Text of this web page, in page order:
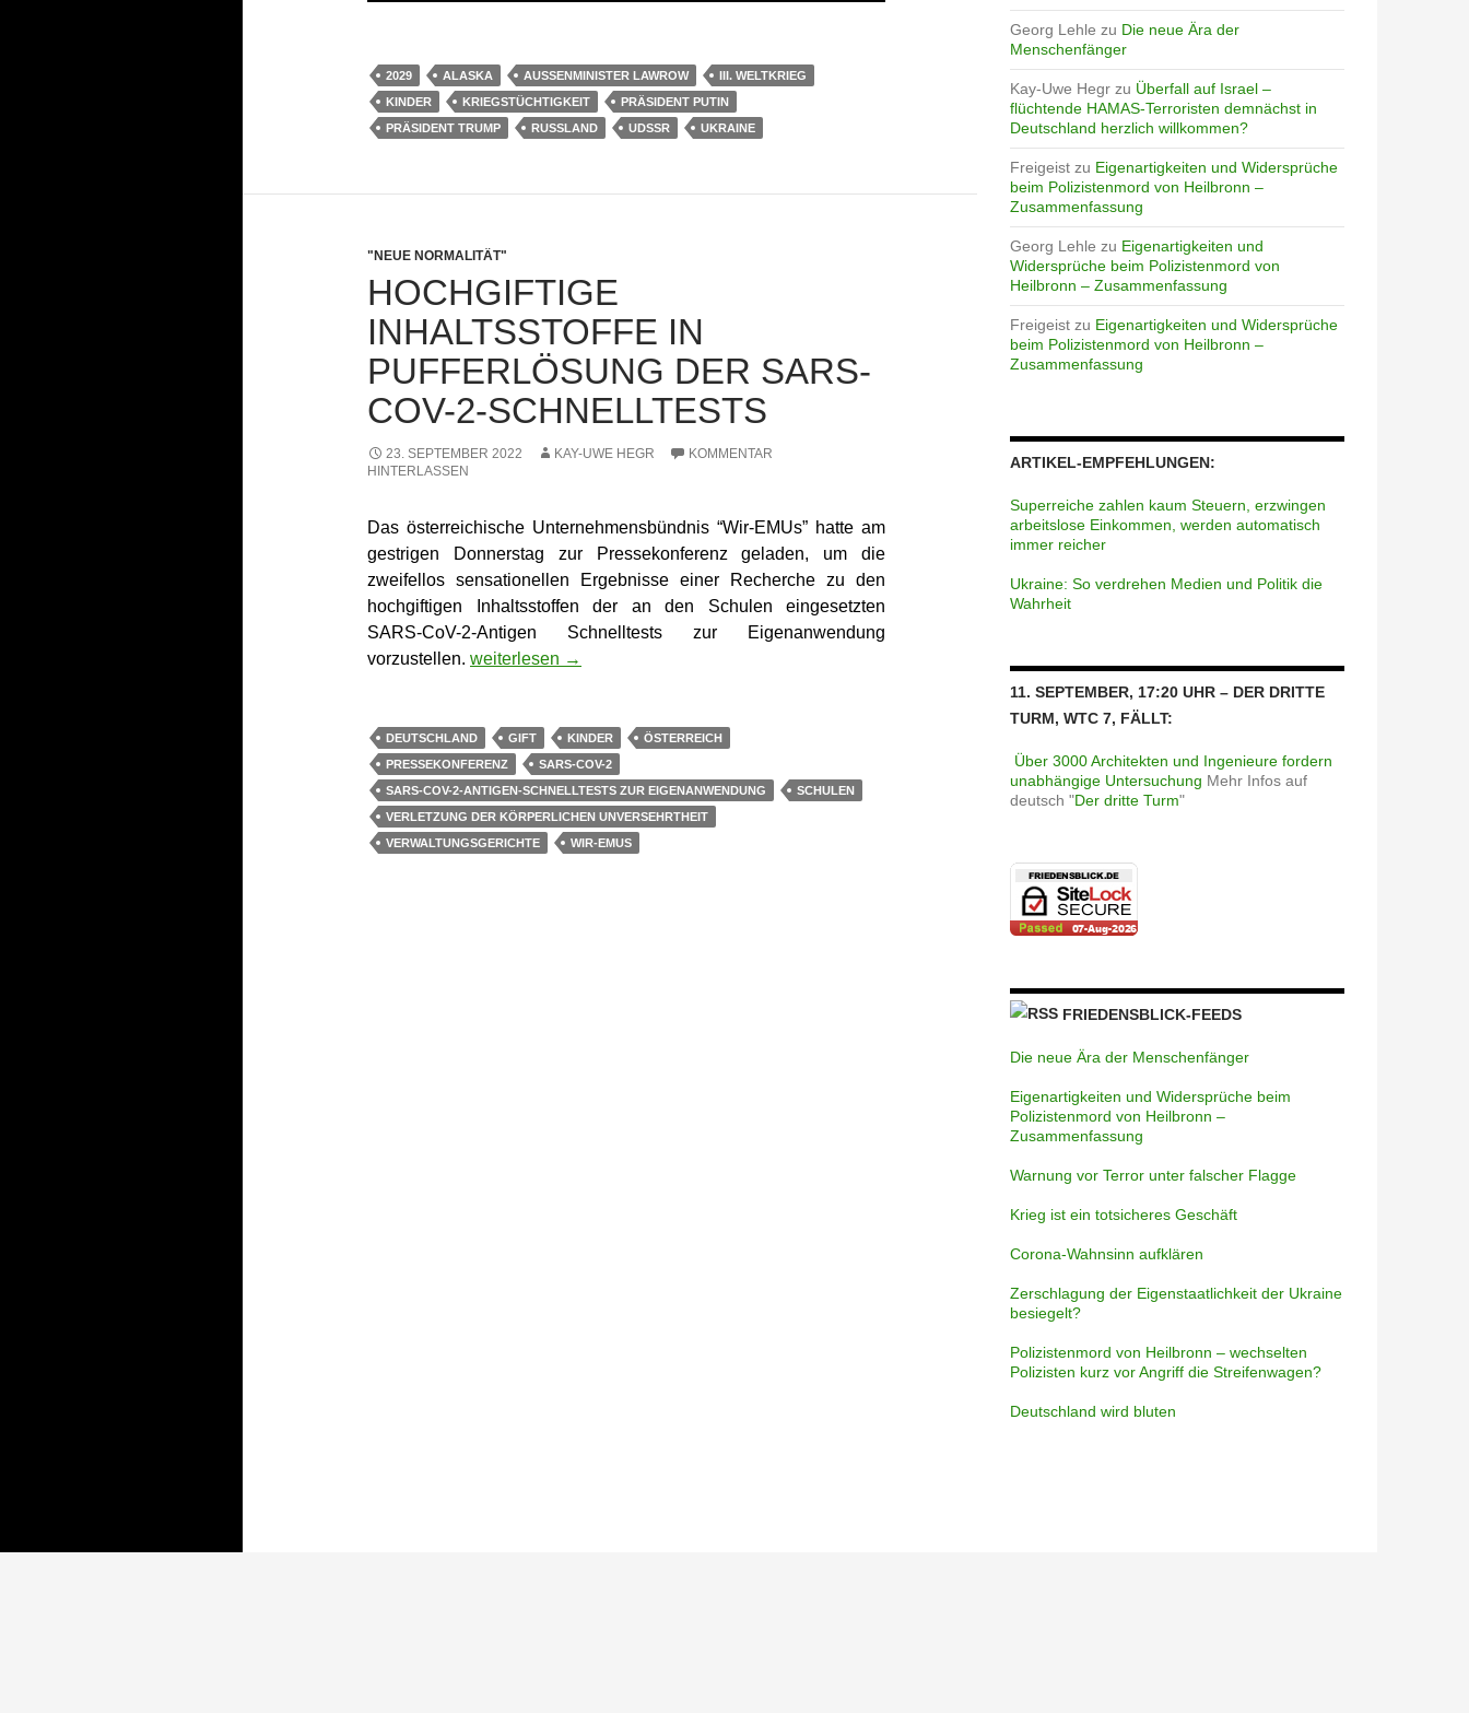
2029 ALASKA AUSSENMINISTER LAWROW
III. WELTKRIEG
KINDER
KRIEGSTÜCHTIGKEIT
PRÄSIDENT PUTIN
PRÄSIDENT TRUMP
RUSSLAND UDSSR UKRAINE
"NEUE NORMALITÄT"
HOCHGIFTIGE
INHALTSSTOFFE IN
PUFFERLÖSUNG DER SARS-
COV-2-SCHNELLTESTS
23. SEPTEMBER 2022 KAY-UWE HEGR
KOMMENTAR
HINTERLASSEN
Das österreichische Unternehmensbündnis “Wir-EMUs” hatte am
gestrigen Donnerstag zur Pressekonferenz geladen, um die
zweifellos sensationellen Ergebnisse einer Recherche zu den
hochgiftigen Inhaltsstoffen der an den Schulen eingesetzten
SARS-CoV-2-Antigen Schnelltests zur Eigenanwendung
vorzustellen. Hochgiftige Inhaltsstoffe in Pufferlösung der SARS-CoV-2-Schnelltests
weiterlesen →
DEUTSCHLAND GIFT KINDER
ÖSTERREICH
PRESSEKONFERENZ
SARS-COV-2
SARS-COV-2-ANTIGEN-SCHNELLTESTS ZUR EIGENANWENDUNG
SCHULEN
VERLETZUNG DER KÖRPERLICHEN UNVERSEHRTHEIT
VERWALTUNGSGERICHTE
WIR-EMUS
Georg Lehle zu Die neue Ära der
Menschenfänger
Kay-Uwe Hegr zu Überfall auf Israel –
flüchtende HAMAS-Terroristen demnächst in
Deutschland herzlich willkommen?
Freigeist zu Eigenartigkeiten und Widersprüche
beim Polizistenmord von Heilbronn –
Zusammenfassung
Georg Lehle zu Eigenartigkeiten und
Widersprüche beim Polizistenmord von
Heilbronn – Zusammenfassung
Freigeist zu Eigenartigkeiten und Widersprüche
beim Polizistenmord von Heilbronn –
Zusammenfassung
ARTIKEL-EMPFEHLUNGEN:
Superreiche zahlen kaum Steuern, erzwingen
arbeitslose Einkommen, werden automatisch
immer reicher
Ukraine: So verdrehen Medien und Politik die
Wahrheit
11. SEPTEMBER, 17:20 UHR – DER DRITTE
TURM, WTC 7, FÄLLT:
Über 3000 Architekten und Ingenieure fordern
unabhängige Untersuchung Mehr Infos auf
deutsch "Der dritte Turm"
FRIEDENSBLICK-FEEDS
Die neue Ära der Menschenfänger
Eigenartigkeiten und Widersprüche beim
Polizistenmord von Heilbronn –
Zusammenfassung
Warnung vor Terror unter falscher Flagge
Krieg ist ein totsicheres Geschäft
Corona-Wahnsinn aufklären
Zerschlagung der Eigenstaatlichkeit der Ukraine
besiegelt?
Polizistenmord von Heilbronn – wechselten
Polizisten kurz vor Angriff die Streifenwagen?
Deutschland wird bluten